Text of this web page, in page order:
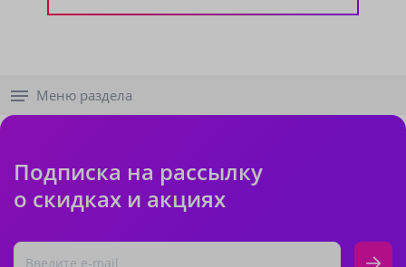
Меню раздела
Подписка на рассылку
о скидках и акциях